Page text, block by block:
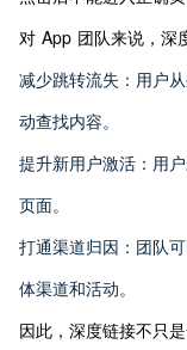
对 App 团队来说，深
减少跳转流失：用户
动查找内容。
提升新用户激活：用
页面。
打通渠道归因：团队
体渠道和活动。
因此，深度链接不只